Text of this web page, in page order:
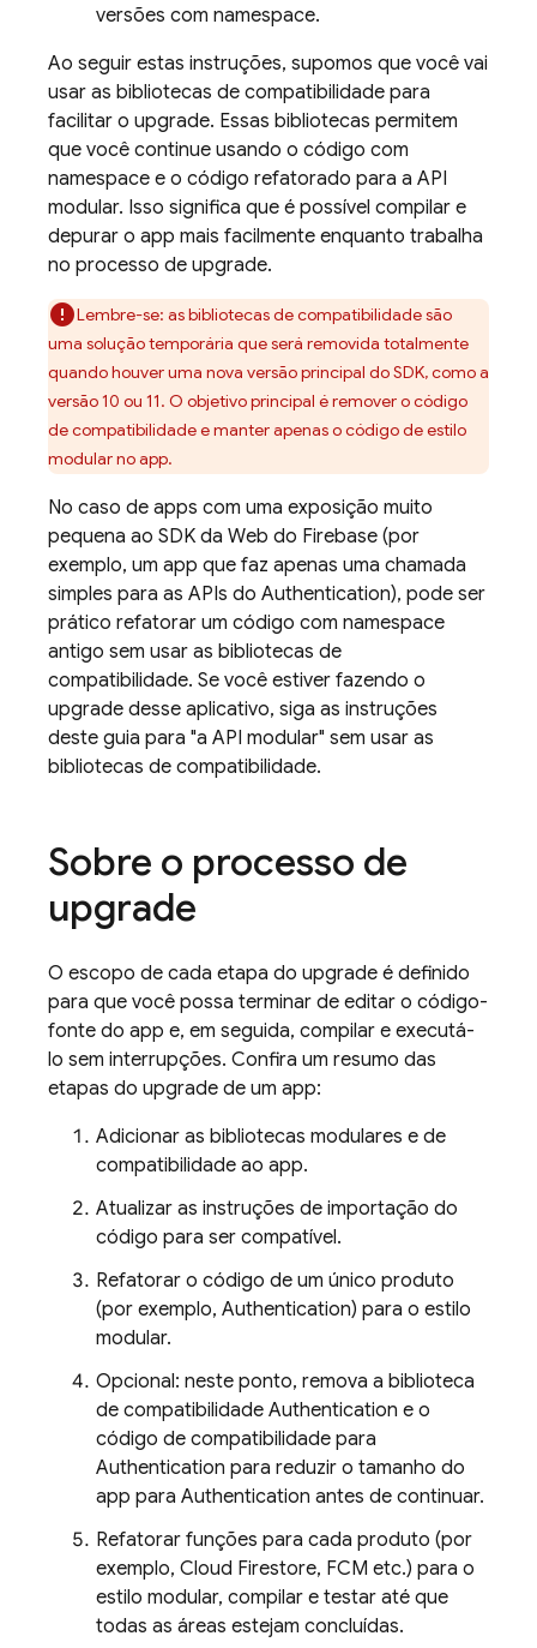
versões com namespace.
Ao seguir estas instruções, supomos que você vai
usar as bibliotecas de compatibilidade para
facilitar o upgrade. Essas bibliotecas permitem
que você continue usando o código com
namespace e o código refatorado para a API
modular. Isso significa que é possível compilar e
depurar o app mais facilmente enquanto trabalha
no processo de upgrade.
Lembre-se: as bibliotecas de compatibilidade são
uma solução temporária que será removida totalmente
quando houver uma nova versão principal do SDK, como a
versão 10 ou 11. O objetivo principal é remover o código
de compatibilidade e manter apenas o código de estilo
modular no app.
No caso de apps com uma exposição muito
pequena ao SDK da Web do Firebase (por
exemplo, um app que faz apenas uma chamada
simples para as APIs do Authentication), pode ser
prático refatorar um código com namespace
antigo sem usar as bibliotecas de
compatibilidade. Se você estiver fazendo o
upgrade desse aplicativo, siga as instruções
deste guia para "a API modular" sem usar as
bibliotecas de compatibilidade.
Sobre o processo de
upgrade
O escopo de cada etapa do upgrade é definido
para que você possa terminar de editar o código-
fonte do app e, em seguida, compilar e executá-
lo sem interrupções. Confira um resumo das
etapas do upgrade de um app:
Adicionar as bibliotecas modulares e de
compatibilidade ao app.
Atualizar as instruções de importação do
código para ser compatível.
Refatorar o código de um único produto
(por exemplo, Authentication) para o estilo
modular.
Opcional: neste ponto, remova a biblioteca
de compatibilidade Authentication e o
código de compatibilidade para
Authentication para reduzir o tamanho do
app para Authentication antes de continuar.
Refatorar funções para cada produto (por
exemplo, Cloud Firestore, FCM etc.) para o
estilo modular, compilar e testar até que
todas as áreas estejam concluídas.